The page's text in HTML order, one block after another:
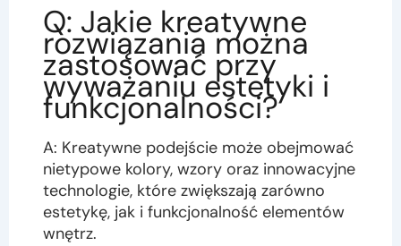
Q: Jakie kreatywne
rozwiązania można
zastosować przy
wyważaniu estetyki i
funkcjonalności?
A: Kreatywne podejście może obejmować
nietypowe kolory, wzory oraz innowacyjne
technologie, które zwiększają zarówno
estetykę, jak i funkcjonalność elementów
wnętrz.